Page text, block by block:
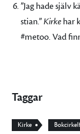
”Jag hade själv
stian.”Kirke har
#metoo. Vad
Taggar
Kirke